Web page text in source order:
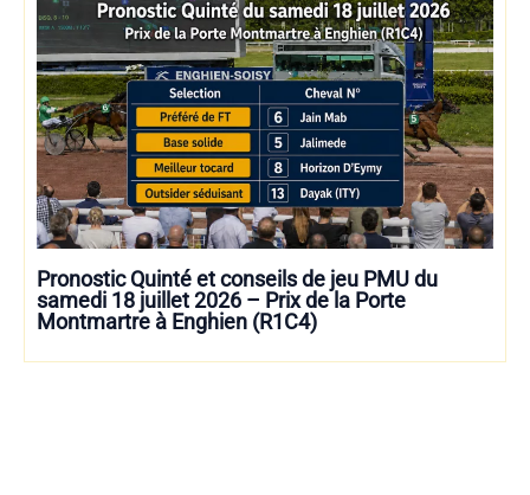
Pronostic Quinté et conseils de jeu PMU du
samedi 18 juillet 2026 – Prix de la Porte
Montmartre à Enghien (R1C4)